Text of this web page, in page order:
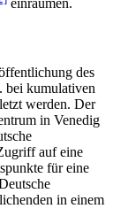
einräumen.
des
bei kumulativen
werden. Der
in Venedig
auf eine
für eine
in einem